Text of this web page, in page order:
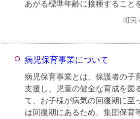
あがる標準年齢に接種すること
町民
病児保育事業について
病児保育事業とは、保護者の子
支援し、児童の健全な育成を図
て、お子様が病気の回復期に至
は回復期にあるため、集団保育